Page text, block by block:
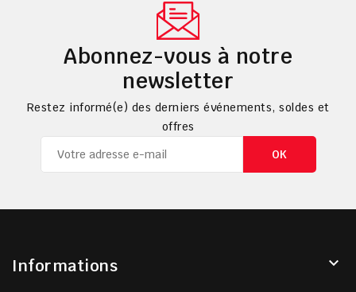
Abonnez-vous à notre
newsletter
Restez informé(e) des derniers événements, soldes et
offres
Informations 